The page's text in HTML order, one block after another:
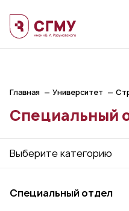
Главная Университет
Специальный
Выберите категорию
Специальный отдел